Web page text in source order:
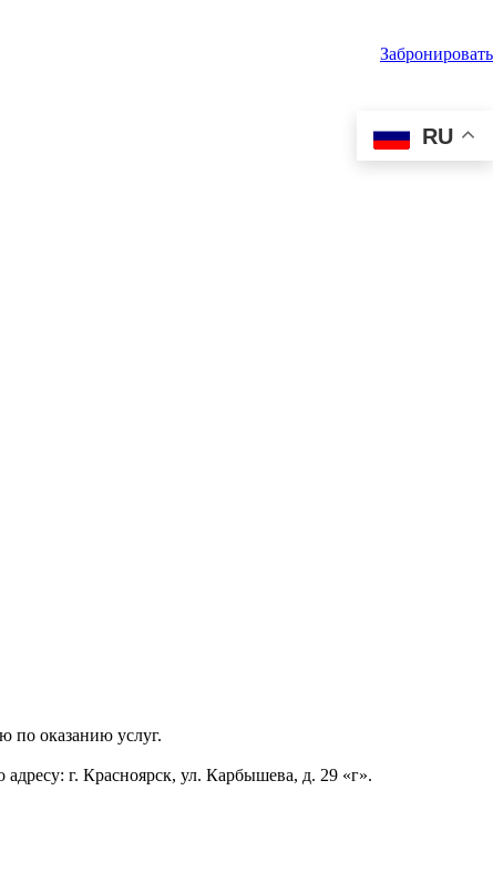
RU
Забронировать
по оказанию услуг.
г. Красноярск, ул. Карбышева, д. 29 «г».